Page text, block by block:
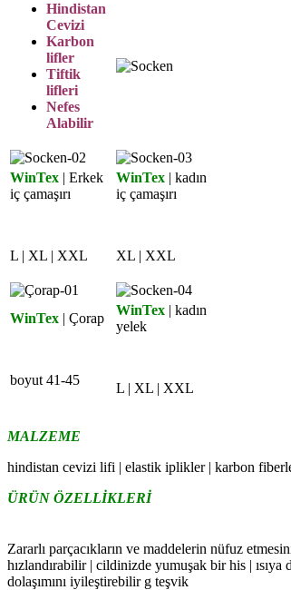
Hindistan
Cevizi
Karbon
lifler
Tiftik
lifleri
Nefes
Alabilir
WinTex | Erkek
iç çamaşırı
L | XL | XXL
WinTex | kadın
iç çamaşırı
XL | XXL
WinTex | Çorap
boyut 41-45
WinTex | kadın
yelek
L | XL | XXL
MALZEME
hindistan cevizi lifi | elastik iplikler | karbon
ÜRÜN ÖZELLİKLERİ
Zararlı parçacıkların ve maddelerin nüfuz
hızlandırabilir | cildinizde yumuşak bir his | ısıya
dolaşımını iyileştirebilir g teşvik